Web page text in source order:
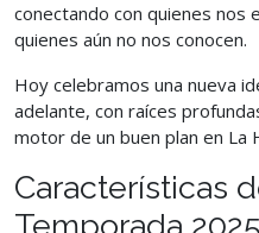
conectando con quienes nos
quienes aún no nos conocen.
Hoy celebramos una nueva
adelante, con raíces
motor de un buen plan en La
Características
Temporada 2025